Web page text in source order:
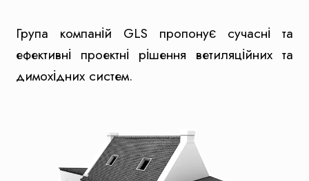
Група компаній GLS пропонує сучасні та
ефективні проектні рішення ветиляційних та
димохідних систем.